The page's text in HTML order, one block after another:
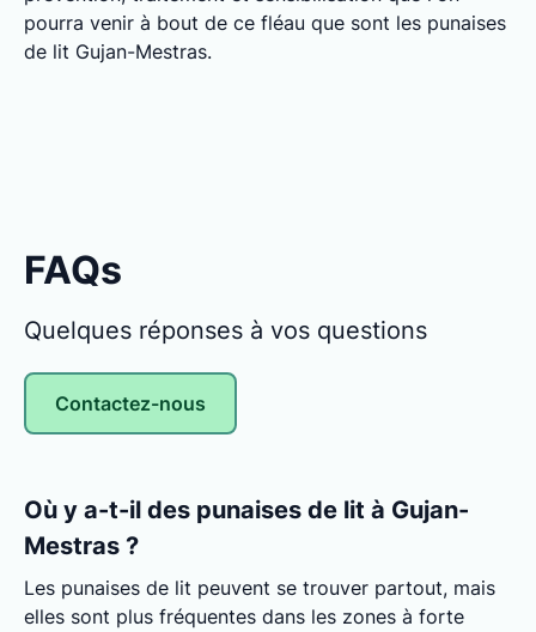
pourra venir à bout de ce fléau que sont les punaises
de lit Gujan-Mestras.
FAQs
Quelques réponses à vos questions
Contactez-nous
Où y a-t-il des punaises de lit à Gujan-
Mestras ?
Les punaises de lit peuvent se trouver partout, mais
elles sont plus fréquentes dans les zones à forte